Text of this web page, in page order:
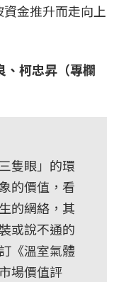
金推升而走向上
、柯忠昇（專欄
隻眼」的環
的價值，看
的網絡，其
或說不通的
《溫室氣體
場價值評